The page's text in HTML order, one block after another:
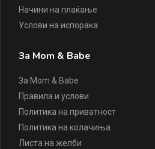
Начини на плаќање
Услови на испорака
За Mom & Babe
За Mom & Babe
Правила и услови
Политика на приватност
Политика на колачиња
Листа на желби